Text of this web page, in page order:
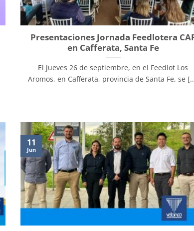
Presentaciones Jornada Feedlotera
en Cafferata, Santa Fe
El jueves 26 de septiembre, en el Feedlot Los
Aromos, en Cafferata, provincia de Santa Fe, se
11
Jun